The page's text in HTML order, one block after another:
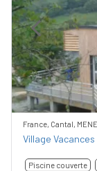
Previous
France, Cantal,
Village
Piscine couverte